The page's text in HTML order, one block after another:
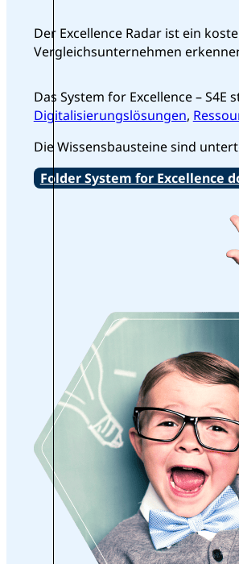
Der Excellence Radar ist ein
Vergleichsunternehmen
Das System for Excellence –
Digitalisierungslösungen,
Die Wissensbausteine sind
Folder System for Excellence